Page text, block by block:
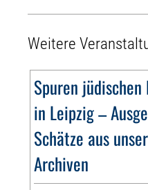
Weitere
Spuren jüdischen
in Leipzig –
Schätze aus
Archiven